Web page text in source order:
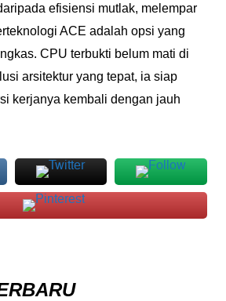
efisiensi mutlak, melempar
ACE adalah opsi yang
CPU terbukti belum mati di
arsitektur yang tepat, ia siap
kerjanya kembali dengan jauh